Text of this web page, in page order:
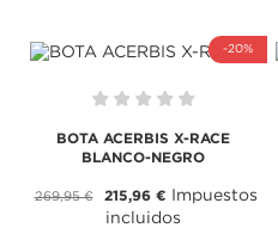
-20%
BOTA ACERBIS X-RACE
BLANCO-NEGRO
269,95 € 215,96 € Impuestos
incluidos